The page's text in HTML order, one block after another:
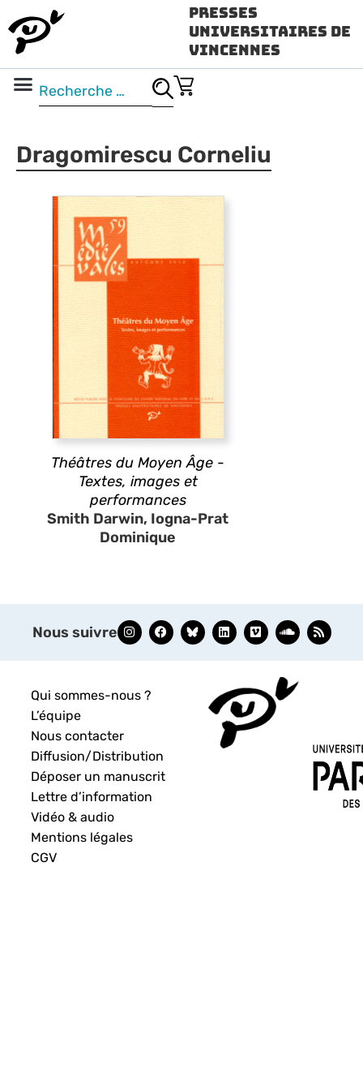
Presses
Universitaires de
Vincennes
Dragomirescu Corneliu
Théâtres du Moyen Âge -
Textes, images et
performances
Smith Darwin, Iogna-Prat
Dominique
Nous suivre
Qui sommes-nous ?
L’équipe
Nous contacter
Diffusion/Distribution
Déposer un manuscrit
Lettre d’information
Vidéo & audio
Mentions légales
CGV